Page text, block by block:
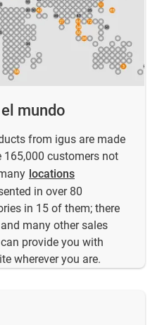
mundo
from igus are made
165,000 customers not
locations
in over 80
in 15 of them; there
many other sales
provide you with
wherever you are.